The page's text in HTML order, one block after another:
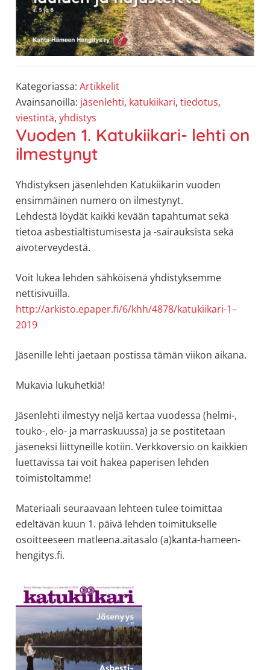
Kategoriassa: Artikkelit
Avainsanoilla: jäsenlehti, katukiikari, tiedotus,
viestintä, yhdistys
Vuoden 1. Katukiikari- lehti on
ilmestynyt
Yhdistyksen jäsenlehden Katukiikarin vuoden
ensimmäinen numero on ilmestynyt.
Lehdestä löydät kaikki kevään tapahtumat sekä
tietoa asbestialtistumisesta ja -sairauksista sekä
aivoterveydestä.
Voit lukea lehden sähköisenä yhdistyksemme
nettisivuilla.
http://arkisto.epaper.fi/6/khh/4878/katukiikari-1–
2019
Jäsenille lehti jaetaan postissa tämän viikon aikana.
Mukavia lukuhetkiä!
Jäsenlehti ilmestyy neljä kertaa vuodessa (helmi-,
touko-, elo- ja marraskuussa) ja se postitetaan
jäseneksi liittyneille kotiin. Verkkoversio on kaikkien
luettavissa tai voit hakea paperisen lehden
toimistoltamme!
Materiaali seuraavaan lehteen tulee toimittaa
edeltävän kuun 1. päivä lehden toimitukselle
osoitteeseen matleena.aitasalo (a)kanta-hameen-
hengitys.fi.